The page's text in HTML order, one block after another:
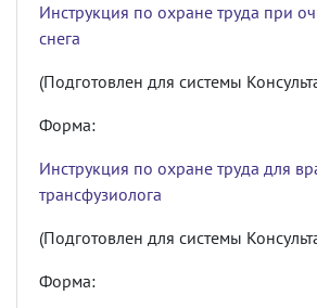
Инструкция по охране труда при
снега
(Подготовлен для системы
Форма:
Инструкция по охране труда для
трансфузиолога
(Подготовлен для системы
Форма: